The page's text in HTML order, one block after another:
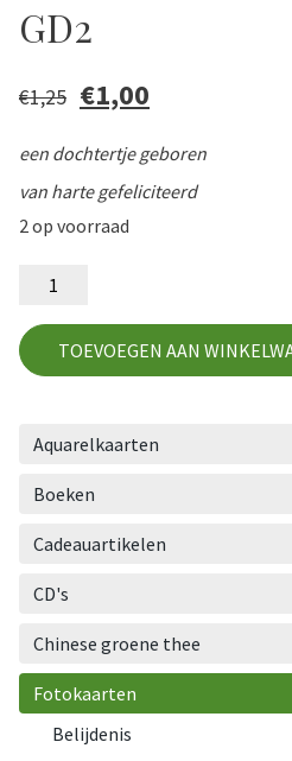
Aquarelkaarten
Boeken
Cadeauartikelen
CD's
Chinese groene thee
Fotokaarten
Belijdenis
GD2
€1,25 Oorspronkelijke
prijs
€1,25.
€1,00prijs
€1,00.
een dochtertje geboren
van harte gefeliciteerd
2 op voorraad
GD2
aantal
TOEVOEGEN AAN